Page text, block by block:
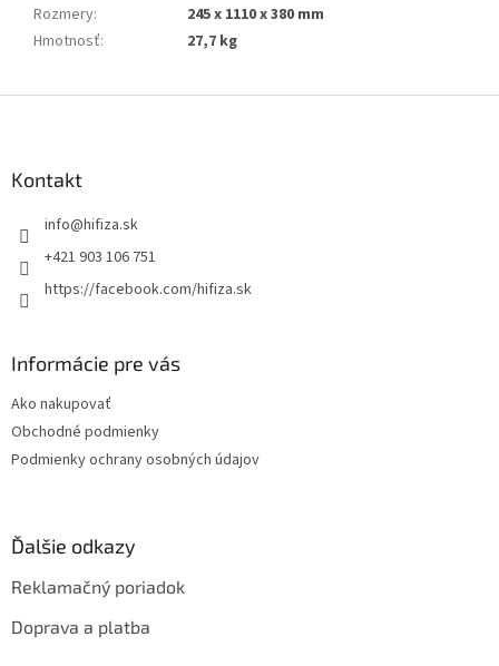
Rozmery:
245 x 1110 x 380 mm
Hmotnosť: 27,7 kg
Kontakt
info@hifiza.sk
+421 903 106 751
https://facebook.com/hifiza.sk
Informácie pre vás
Ako nakupovať
Obchodné podmienky
Podmienky ochrany osobných údajov
Ďalšie odkazy
Reklamačný poriadok
Doprava a platba